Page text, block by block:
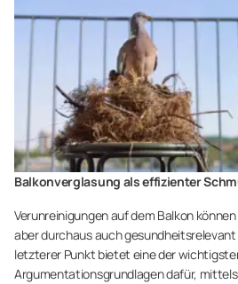
Balkonverglasung als effizienter
Verunreinigungen auf dem Balkon
aber durchaus auch gesundheitsrelevant
letzterer Punkt bietet eine der
Argumentationsgrundlagen dafür,